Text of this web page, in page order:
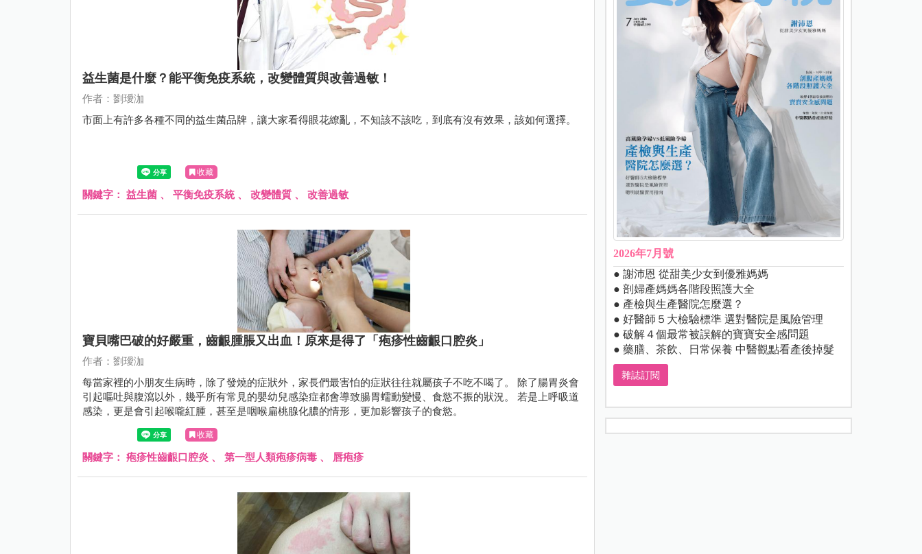
益生菌是什麼？能平衡免疫系統，改變體質與改善過敏！
作者：劉璦泇
市面上有許多各種不同的益生菌品牌，讓大家看得眼花繚亂，不知該不該吃，到底有沒有效果，該如何選擇。
收藏
關鍵字： 益生菌 、 平衡免疫系統、 改變體質 、 改善過敏
寶貝嘴巴破的好嚴重，齒齦腫脹又出血！原來是得了「疱疹性齒齦口腔炎」
作者：劉璦泇
每當家裡的小朋友生病時，除了發燒的症狀外，家長們最害怕的症狀往往就屬孩子不吃不喝了。 除了腸胃炎會
引起嘔吐與腹瀉以外，幾乎所有常見的嬰幼兒感染症都會導致腸胃蠕動變慢、食慾不振的狀況。 若是上呼吸道
感染，更是會引起喉嚨紅腫，甚至是咽喉扁桃腺化膿的情形，更加影響孩子的食慾。
收藏
關鍵字： 疱疹性齒齦口腔炎 、 第一型人類疱疹病毒 、 唇疱疹
2026年7月號
● 謝沛恩 從甜美少女到優雅媽媽
● 剖婦產媽媽各階段照護大全
● 產檢與生產醫院怎麼選？
● 好醫師５大檢驗標準 選對醫院是風險管理
● 破解４個最常被誤解的寶寶安全感問題
● 藥膳、茶飲、日常保養 中醫觀點看產後掉髮
雜誌訂閱